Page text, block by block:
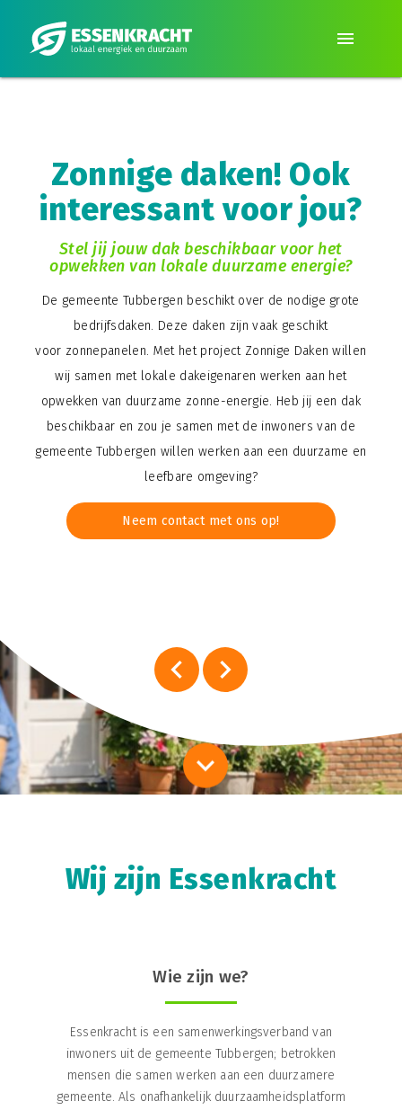
menu
Zonnige daken! Ook
interessant voor jou?
Stel jij jouw dak beschikbaar voor het
opwekken van lokale duurzame energie?
De gemeente Tubbergen beschikt over de nodige grote
bedrijfsdaken. Deze daken zijn vaak geschikt
voor zonnepanelen. Met het project Zonnige Daken willen
wij samen met lokale dakeigenaren werken aan het
opwekken van duurzame zonne-energie. Heb jij een dak
beschikbaar en zou je samen met de inwoners van de
gemeente Tubbergen willen werken aan een duurzame en
leefbare omgeving?
Neem contact met ons op!
keyboard_arrow_left keyboard_arrow_right
keyboard_arrow_down
Wij zijn Essenkracht
Wie zijn we?
Essenkracht is een samenwerkingsverband van
inwoners uit de gemeente Tubbergen; betrokken
mensen die samen werken aan een duurzamere
gemeente. Als onafhankelijk duurzaamheidsplatform